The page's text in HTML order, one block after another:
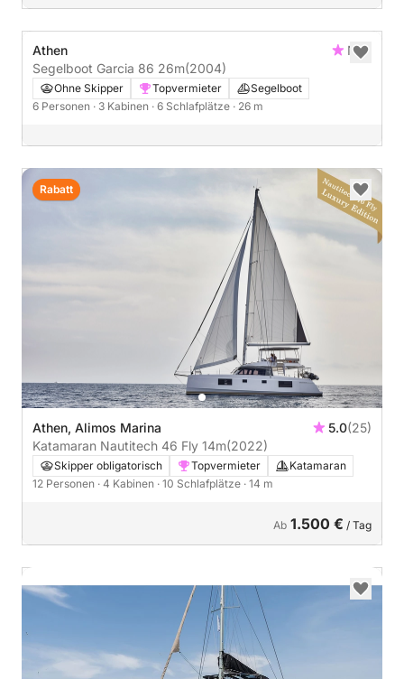
Athen
Neu
Segelboot Garcia 86 26m(2004)
Ohne Skipper Topvermieter
Segelboot
6 Personen · 3 Kabinen · 6 Schlafplätze · 26 m
Athen, Alimos Marina 5.0(25)
Katamaran Nautitech 46 Fly 14m(2022)
Skipper obligatorisch Topvermieter
Katamaran
12 Personen · 4 Kabinen · 10 Schlafplätze · 14 m
Ab 1.500 € / Tag
Rabatt